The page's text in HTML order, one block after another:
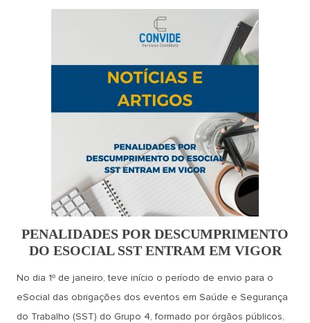
PENALIDADES POR DESCUMPRIMENTO
DO ESOCIAL SST ENTRAM EM VIGOR
No dia 1º de janeiro, teve início o período de envio para o
eSocial das obrigações dos eventos em Saúde e Segurança
do Trabalho (SST) do Grupo 4, formado por órgãos públicos,